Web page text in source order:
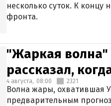
несколько суток. К концу
фронта.
"Жаркая волна"
рассказал,
4 августа, 08:00 2321
Волна жары, охватившая
предварительным